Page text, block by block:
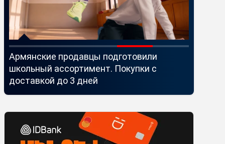
Армянские продавцы подготовили
школьный ассортимент. Покупки с
доставкой до 3 дней